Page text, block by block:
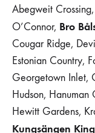
Abegweit
O’Connor, Bro
Cougar Ridge,
Estonian Country,
Georgetown Inlet,
Hudson,
Hewitt Gardens,
Kungsängen